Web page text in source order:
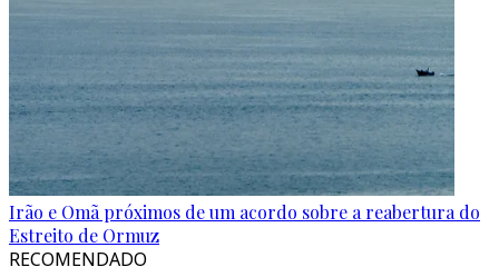
Irão e Omã próximos de um acordo sobre a reabertura do
Estreito de Ormuz
RECOMENDADO